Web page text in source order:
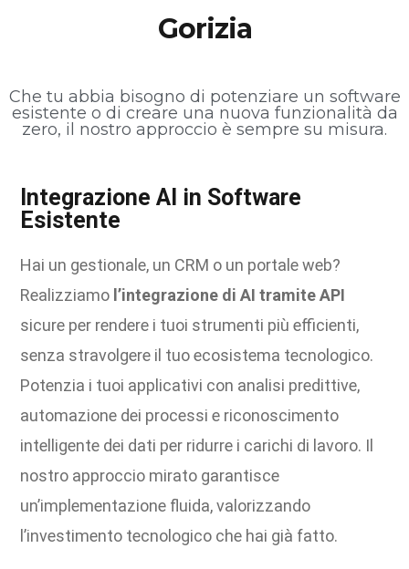
Gorizia
Che tu abbia bisogno di potenziare un software
esistente o di creare una nuova funzionalità da
zero, il nostro approccio è sempre su misura.
Integrazione AI in Software
Esistente
Hai un gestionale, un CRM o un portale web?
Realizziamo l’integrazione di AI tramite API
sicure per rendere i tuoi strumenti più efficienti,
senza stravolgere il tuo ecosistema tecnologico.
Potenzia i tuoi applicativi con analisi predittive,
automazione dei processi e riconoscimento
intelligente dei dati per ridurre i carichi di lavoro. Il
nostro approccio mirato garantisce
un’implementazione fluida, valorizzando
l’investimento tecnologico che hai già fatto.